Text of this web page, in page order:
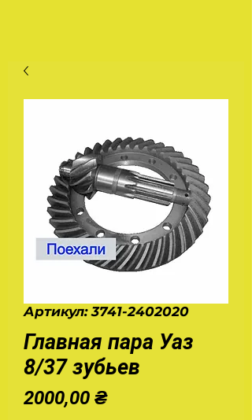
Артикул: 3741-2402020
Главная пара Уаз
8/37 зубьев
2000,00 ₴Цена